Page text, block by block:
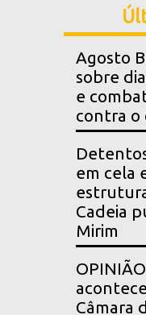
Agosto
sobre
e
contra o
em cela
Cadeia
Mirim
Câmara